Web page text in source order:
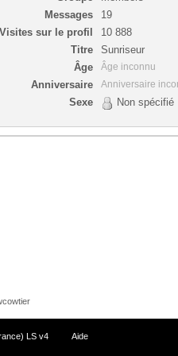
Messages
19
Visites sur le profil
10 888
Titre
Sunriseur
Âge
Âge inconnu
Anniversaire Anniversaire
Sexe Non spécifié
LS v4 Aide